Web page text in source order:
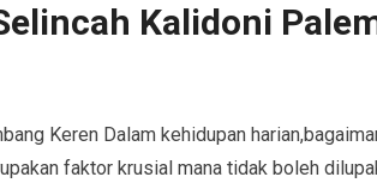
Kalidoni
Keren Dalam kehidupan
faktor krusial mana tidak boleh